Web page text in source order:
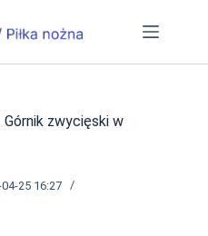
zwycięski w
25 16:27